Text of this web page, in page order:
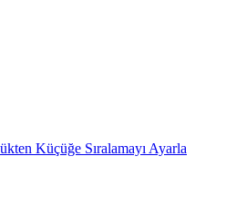
Küçüğe Sıralamayı Ayarla